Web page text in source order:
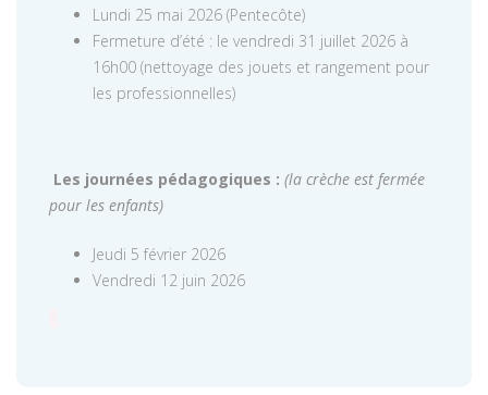
Lundi 25 mai 2026 (Pentecôte)
Fermeture d’été : le vendredi 31 juillet 2026 à
16h00 (nettoyage des jouets et rangement pour
les professionnelles)
Les journées pédagogiques : (la crèche est fermée
pour les enfants)
Jeudi 5 février 2026
Vendredi 12 juin 2026